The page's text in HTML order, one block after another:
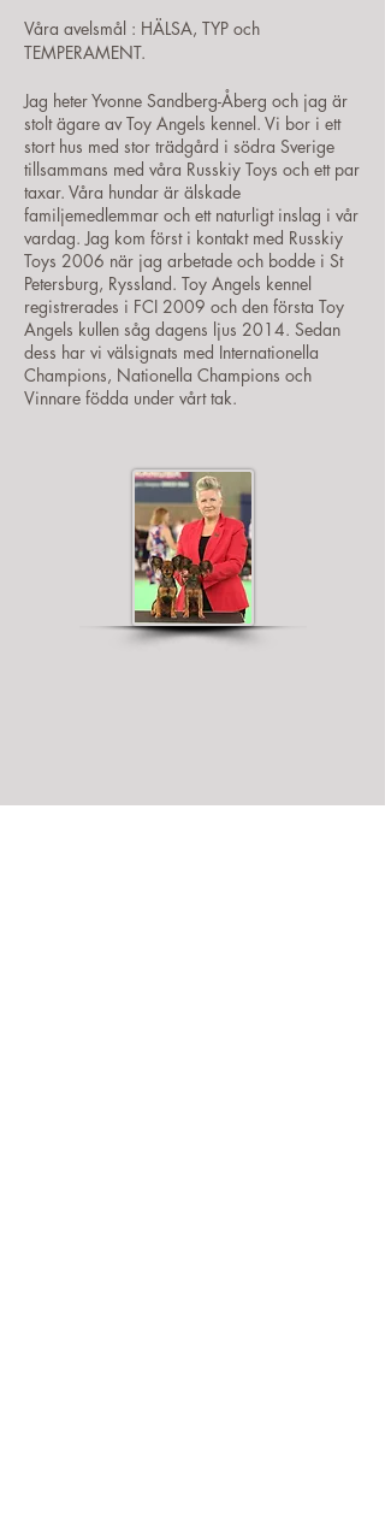
Våra avelsmål : HÄLSA, TYP och
TEMPERAMENT.
Jag heter Yvonne Sandberg-Åberg och jag är
stolt ägare av Toy Angels kennel. Vi bor i ett
stort hus med stor trädgård i södra Sverige
tillsammans med våra Russkiy Toys och ett par
taxar. Våra hundar är älskade
familjemedlemmar och ett naturligt inslag i vår
vardag.Jag kom först i kontakt med Russkiy
Toys 2006 när jag arbetade och bodde i St
Petersburg, Ryssland. Toy Angels kennel
registrerades i FCI 2009 och den första Toy
Angels kullen såg dagens ljus 2014. Sedan
dess har vi välsignats med Internationella
Champions, Nationella Champions och
Vinnare födda under vårt tak.